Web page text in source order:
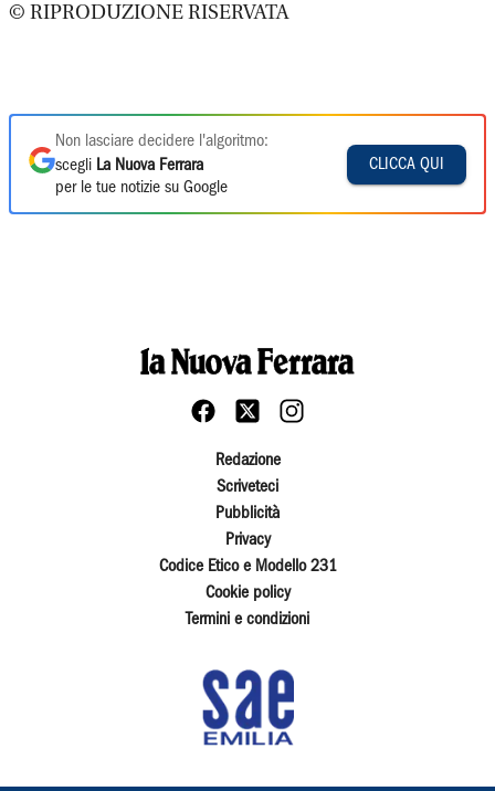
© RIPRODUZIONE RISERVATA
Non lasciare decidere l'algoritmo:
scegli La Nuova Ferrara
per le tue notizie su Google
CLICCA QUI
Redazione
Scriveteci
Pubblicità
Privacy
Codice Etico e Modello 231
Cookie policy
Termini e condizioni